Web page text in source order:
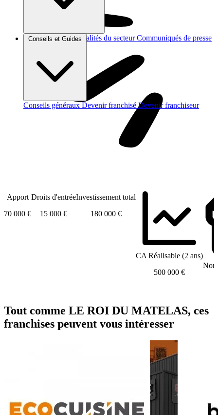
Brèves et actus Actualités du secteur Communiqués de presse
Conseils et Guides
Conseils généraux Devenir franchisé Devenir franchiseur
Apport
70 000 €
Droits d'entrée
15 000 €
Investissement total
180 000 €
CA Réalisable (2 ans)
500 000 €
Tout comme LE ROI DU MATELAS, ces
franchises peuvent vous intéresser